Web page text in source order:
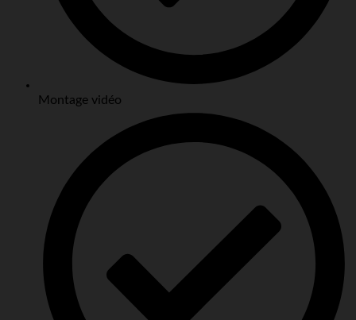
Montage vidéo